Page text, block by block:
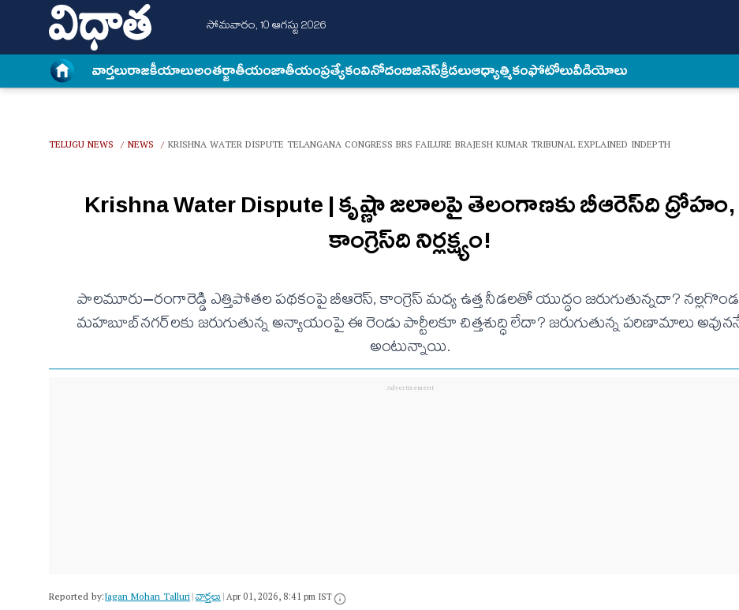
సోమవారం, 10 ఆగస్టు 2026
వార్త‌లురాజకీయాలుఅంత‌ర్జాతీయంజాతీయంప్రత్యేకంవినోదంబిజినెస్క్రీడలుఆధ్యాత్మికంఫోటోలువీడియోలు
TELUGU NEWS / NEWS / KRISHNA WATER DISPUTE TELANGANA CONGRESS BRS FAILURE BRAJESH KUMAR TRIBUNAL EXPLAINED INDEPTH
Krishna Water Dispute | కృష్ణా జలాలపై తెలంగాణకు బీఆరెస్‌ది ద్రోహం,
కాంగ్రెస్‌ది నిర్లక్ష్యం!
పాలమూరు–రంగారెడ్డి ఎత్తిపోతల పథకంపై బీఆరెస్‌, కాంగ్రెస్‌ మధ్య ఉత్త నీడలతో యుద్ధం జరుగుతున్నదా?
మహబూబ్‌నగర్‌లకు జరుగుతున్న అన్యాయంపై ఈ రెండు పార్టీలకూ చిత్తశుద్ధి లేదా? జరుగుతున్న పరిణామాలు
అంటున్నాయి.
Reported by:Jagan Mohan Talluri|వార్త‌లు|Apr 01, 2026, 8:41 pm IST